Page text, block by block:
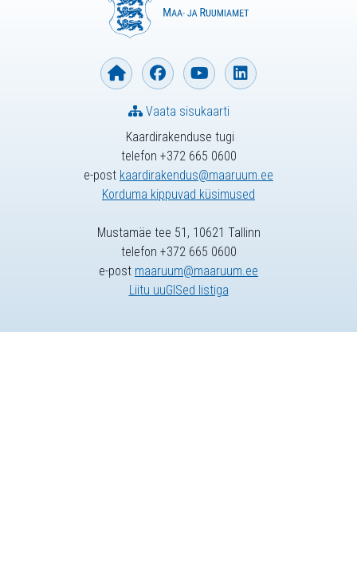
Kaardirakenduse tugi
telefon +372 665 0600
e-post kaardirakendus@maaruum.ee
Korduma kippuvad küsimused
Vaata sisukaarti
Mustamäe tee 51, 10621 Tallinn
telefon +372 665 0600
e-post maaruum@maaruum.ee
Liitu uuGISed listiga